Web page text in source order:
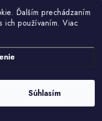
Ďalším prechádzaním
ich používaním. Viac
Súhlasím